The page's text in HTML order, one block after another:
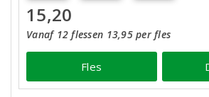
15,20
Vanaf 12 flessen 13,95 per fles
Fles